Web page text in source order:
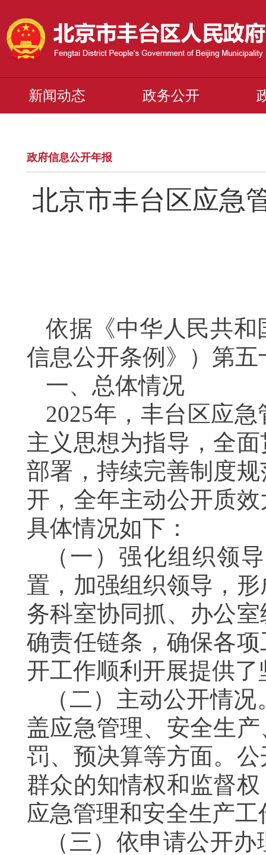
新闻动态 政务公开
政府信息公开年报
北京市丰台区应急
依据《中华人民共
信息公开条例》）第
一、总体情况
2025年，丰台区应
主义思想为指导，全
部署，持续完善制度
开，全年主动公开质
具体情况如下：
（一）强化组织领
置，加强组织领导，
务科室协同抓、办公
确责任链条，确保各
开工作顺利开展提供
（二）主动公开情
盖应急管理、安全生
罚、预决算等方面。
群众的知情权和监督
应急管理和安全生产
（三）依申请公开